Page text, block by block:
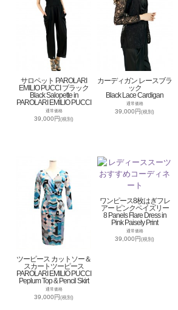
サロペット PAROLARI
EMILIO PUCCI ブラック
Black Salopette in
PAROLARI EMILIO PUCCI
通常価格
39,000円(税別)
カーディガン レースブラ
ック
Black Lace Cardigan
通常価格
39,000円(税別)
ツーピース カットソー＆
スカートツーピース
PAROLARI EMILIO PUCCI
Peplum Top & Pencil Skirt
通常価格
39,000円(税別)
ワンピース8枚はぎフレ
アー ピンクペイズリー
8 Panels Flare Dress in
Pink Paisely Print
通常価格
39,000円(税別)